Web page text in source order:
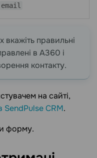
email
вкажіть правильні
в A360 і
контакту.
на сайті,
SendPulse CRM.
форму.